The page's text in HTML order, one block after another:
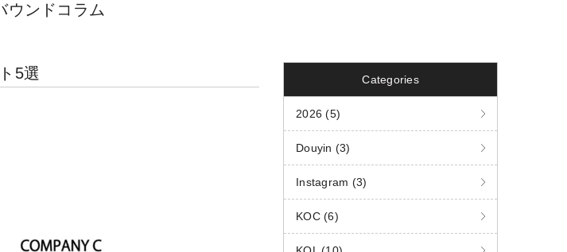
ウンドコラム
5選 Categories
2026 (5)
Douyin (3)
Instagram (3)
KOC (6)